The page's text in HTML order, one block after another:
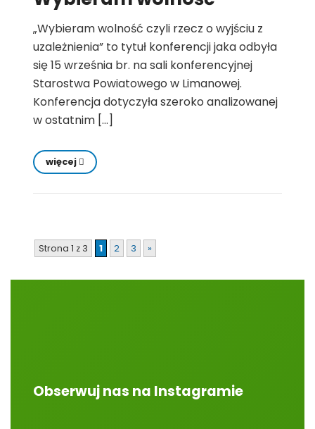
„Wybieram wolność czyli rzecz o wyjściu z
uzależnienia” to tytuł konferencji jaka odbyła
się 15 września br. na sali konferencyjnej
Starostwa Powiatowego w Limanowej.
Konferencja dotyczyła szeroko analizowanej
w ostatnim […]
więcej
Strona 1 z 3 1 2 3 »
Obserwuj nas na Instagramie